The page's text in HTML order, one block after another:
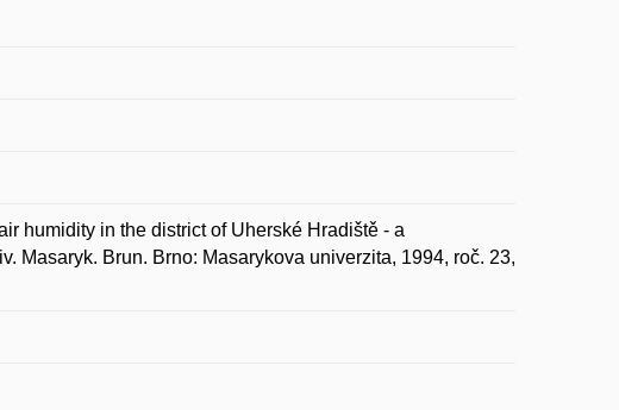
humidity in the district of Uherské Hradiště - a
Masaryk. Brun. Brno: Masarykova univerzita, 1994, roč. 23,